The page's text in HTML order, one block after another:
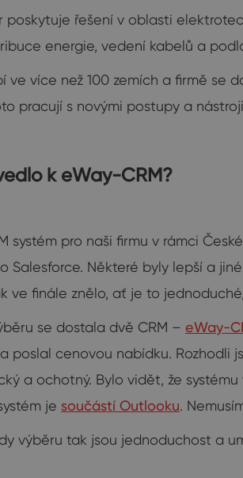
poskytuje řešení v oblasti
energie, vedení kabelů a
ve více než 100 zemích a firmě se
pracují s novými postupy a
k eWay-CRM?
systém pro naši firmu v rámci
Salesforce. Některé byly lepší a
ve finále znělo, ať je to
se dostala dvě CRM – eWay-
poslal cenovou nabídku.
a ochotný. Bylo vidět, že
je součástí Outlooku.
výběru tak jsou jednoduchost a